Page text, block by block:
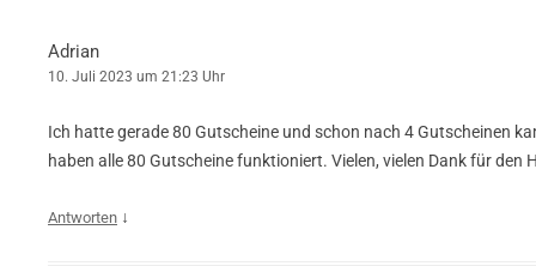
Adrian
10. Juli 2023 um 21:23 Uhr
Ich hatte gerade 80 Gutscheine und schon nach 4 Gutscheinen
haben alle 80 Gutscheine funktioniert. Vielen, vielen Dank für den
Antworten ↓